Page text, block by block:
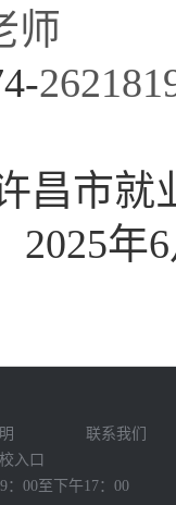
师
昌市就
2025年6
联系我们
入口
：00至下午17：00